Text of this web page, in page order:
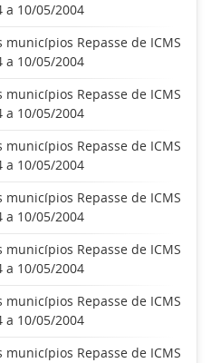
a 10/05/2004
Repasse de ICMS
a 10/05/2004
Repasse de ICMS
a 10/05/2004
Repasse de ICMS
a 10/05/2004
Repasse de ICMS
a 10/05/2004
Repasse de ICMS
a 10/05/2004
Repasse de ICMS
a 10/05/2004
Repasse de ICMS